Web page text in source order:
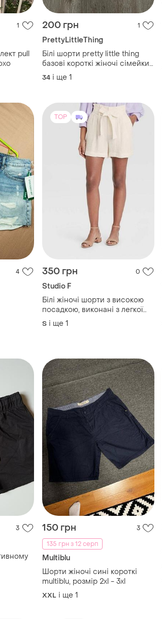
1
pull
200 грн 1
PrettyLittleThing
Білі шорти pretty little thing
базові короткі жіночі сімейки
боксери бойфренд легкі літні
на резинці
34 і ще 1
4
TOP
350 грн 0
Studio F
Білі жіночі шорти з високою
посадкою, виконані з легкої
тканини, розмір s-m.
S і ще 1
3 150 грн
3
135 грн з 12 серп
Multiblu
Шорти жіночі сині короткі
multiblu, розмір 2xl - 3xl
XXL і ще 1